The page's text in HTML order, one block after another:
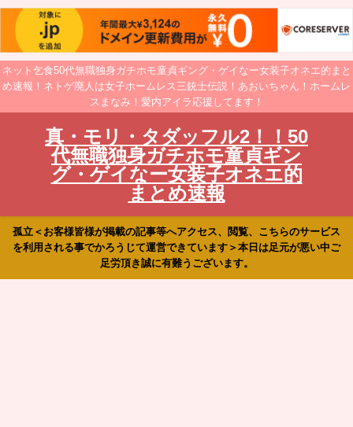
ネット乞食50代無職独身ガチホモ童貞ギング・ゲイなー女装子オネエ的まと
め速報！ネトゲ廃人は女子ホームレス三銃士伝説！あおいちゃん！ホームレ
スまなみ！愛内アイラ応援してます！
真・モリ・タダッフル2！！50
代無職独身ガチホモ童貞ギン
グ・ゲイなー女装子オネエ的
まとめ速報
孤立＜お客様皆様が掲載の記事等へアクセス、閲覧、こちらのサービス
を利用される事でかろうじて運営できています＞本日は足元が悪い中ご
足労頂き誠に有難うございます。